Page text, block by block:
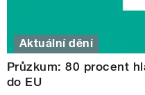
Aktuální dění
Průzkum: 80 procent
do EU